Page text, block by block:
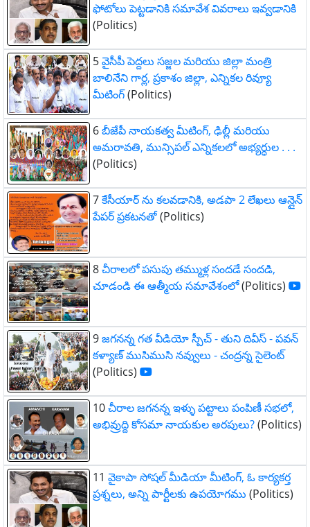
ఫోటోలు పెట్టడానికి సమావేశ వివరాలు ఇవ్వడానికి
(Politics)
5వైసీపీ పెద్దలు సజ్జల మరియు జిల్లా మంత్రి
బాలినేని గార్ల, ప్రకాశం జిల్లా, ఎన్నికల రివ్యూ
మీటింగ్(Politics)
6బీజేపీ నాయకత్వ మీటింగ్, ఢిల్లీ మరియు
అమరావతి, మున్సిపల్ ఎన్నికలలో అభ్యర్ధుల . . .
(Politics)
7కేసీయార్ ను కలవడానికి, అడ‌పా 2 లేఖలు ఆన్లైన్
పేపర్ ప్రకటనతో(Politics)
8చీరాలలో పసుపు తమ్ముళ్ల సందడే సందడి,
చూడండి ఈ ఆత్మీయ సమావేశంలో(Politics)
9జగనన్న గత వీడియో స్పీచ్ - తుని దివీస్ - పవన్
కళ్యాణ్ ముసిముసి నవ్వులు - చంద్రన్న సైలెంట్
(Politics)
10చీరాల జగనన్న ఇళ్ళు పట్టాలు పంపిణీ సభలో,
అభివ్రుద్ది కోసమా నాయకుల అరపులు?(Politics)
11 వైకాపా సోషల్ మీడియా మీటింగ్, ఓ కార్యకర్త
ప్రశ్నలు, అన్ని పార్టీలకు ఉపయోగము (Politics)